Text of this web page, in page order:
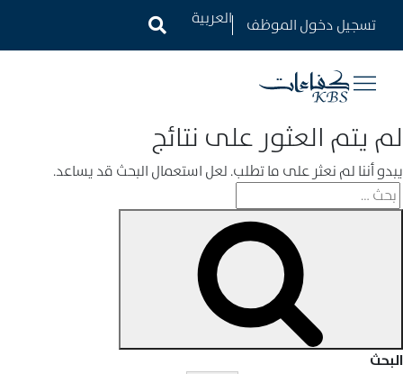
تسجيل دخول الموظف
لم يتم العثور على نتائج
يبدو أننا لم نعثر على ما تطلب. لعل استعمال البحث قد يساعد.
البحث